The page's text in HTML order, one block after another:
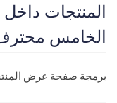
المنتجات
الخامس
برمجة صفحة عرض